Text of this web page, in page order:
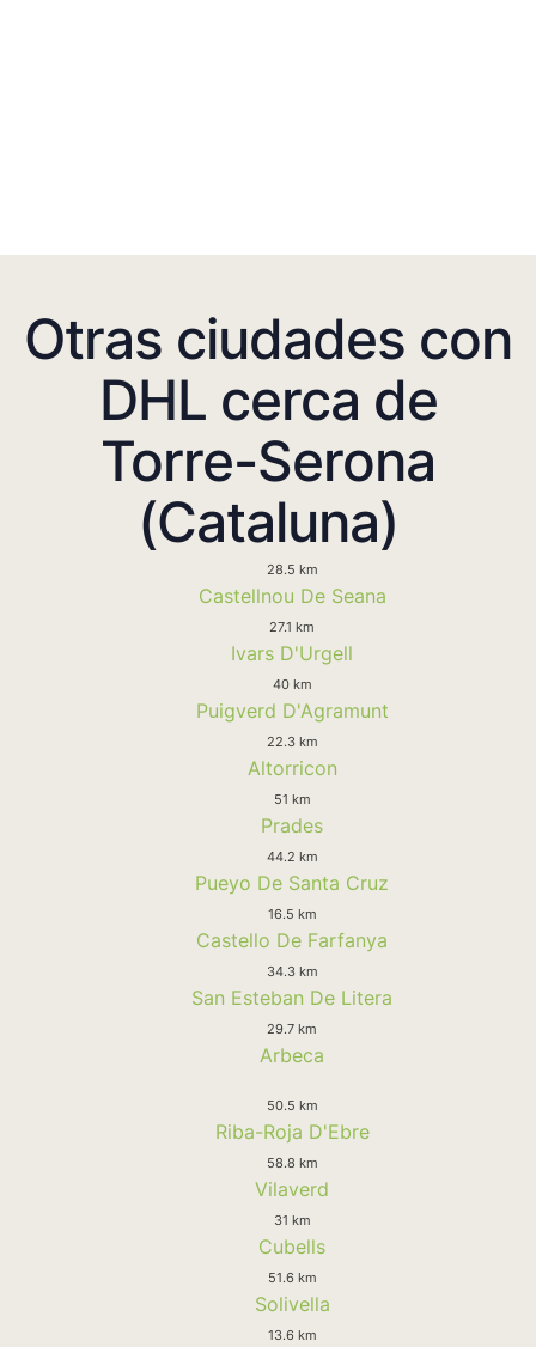
Otras ciudades con
DHL cerca de
Torre-Serona
(Cataluna)
28.5 km
Castellnou De Seana
27.1 km
Ivars D'Urgell
40 km
Puigverd D'Agramunt
22.3 km
Altorricon
51 km
Prades
44.2 km
Pueyo De Santa Cruz
16.5 km
Castello De Farfanya
34.3 km
San Esteban De Litera
29.7 km
Arbeca
50.5 km
Riba-Roja D'Ebre
58.8 km
Vilaverd
31 km
Cubells
51.6 km
Solivella
13.6 km